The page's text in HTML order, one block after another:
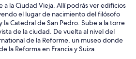
a la Ciudad Vieja. Allí podrás ver edificios
el lugar de nacimiento del filósofo
la Catedral de San Pedro. Sube a la torre
de la ciudad. De vuelta al nivel del
de la Reforme, un museo donde
la Reforma en Francia y Suiza.